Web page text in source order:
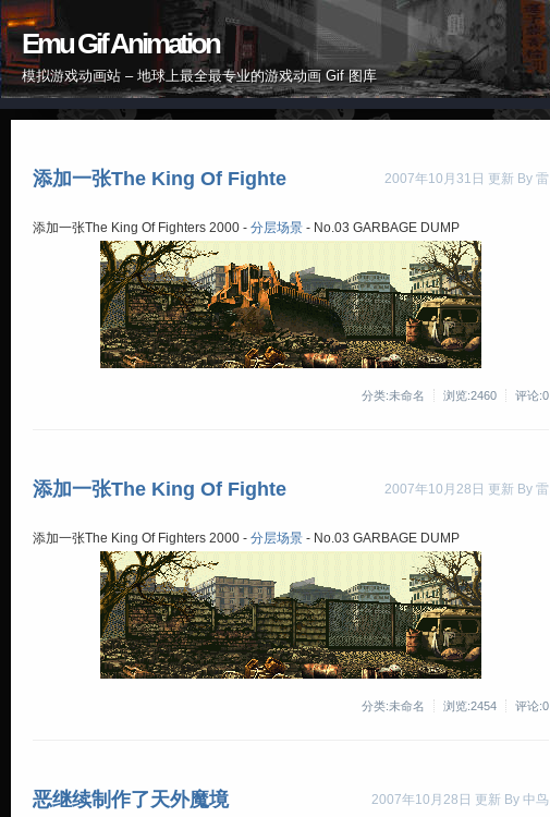
Emu Gif Animation
模拟游戏动画站 – 地球上最全最专业的游戏动画 Gif 图库
2007年10月31日 更新 By 雷
添加一张The King Of Fighte
添加一张The King Of Fighters 2000 - 分层场景 - No.03 GARBAGE DUMP
分类:未命名 浏览:2460 评论:0
2007年10月28日 更新 By 雷
添加一张The King Of Fighte
添加一张The King Of Fighters 2000 - 分层场景 - No.03 GARBAGE DUMP
分类:未命名 浏览:2454 评论:0
2007年10月28日 更新 By 中鸟
恶继续制作了天外魔境